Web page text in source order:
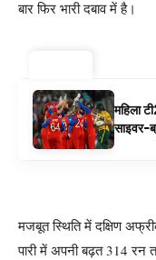
बार फिर भारी दबाव में है।
महिला
साइवर-
मजबूत स्थिति में दक्षिण
पारी में अपनी बढ़त 314 रन